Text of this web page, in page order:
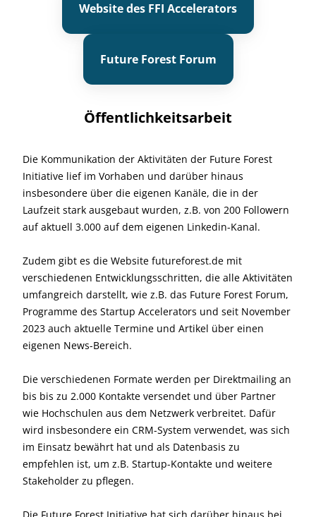
Website des FFI Accelerators
Future Forest Forum
Öffentlichkeitsarbeit
Die Kommunikation der Aktivitäten der Future Forest
Initiative lief im Vorhaben und darüber hinaus
insbesondere über die eigenen Kanäle, die in der
Laufzeit stark ausgebaut wurden, z.B. von 200 Followern
auf aktuell 3.000 auf dem eigenen Linkedin-Kanal.
Zudem gibt es die Website futureforest.de mit
verschiedenen Entwicklungsschritten, die alle Aktivitäten
umfangreich darstellt, wie z.B. das Future Forest Forum,
Programme des Startup Accelerators und seit November
2023 auch aktuelle Termine und Artikel über einen
eigenen News-Bereich.
Die verschiedenen Formate werden per Direktmailing an
bis bis zu 2.000 Kontakte versendet und über Partner
wie Hochschulen aus dem Netzwerk verbreitet. Dafür
wird insbesondere ein CRM-System verwendet, was sich
im Einsatz bewährt hat und als Datenbasis zu
empfehlen ist, um z.B. Startup-Kontakte und weitere
Stakeholder zu pflegen.